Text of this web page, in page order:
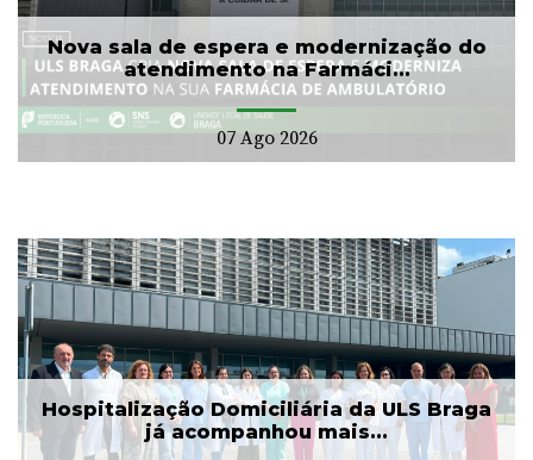
Nova sala de espera e modernização do
atendimento na Farmáci...
07 Ago 2026
Hospitalização Domiciliária da ULS Braga
já acompanhou mais...